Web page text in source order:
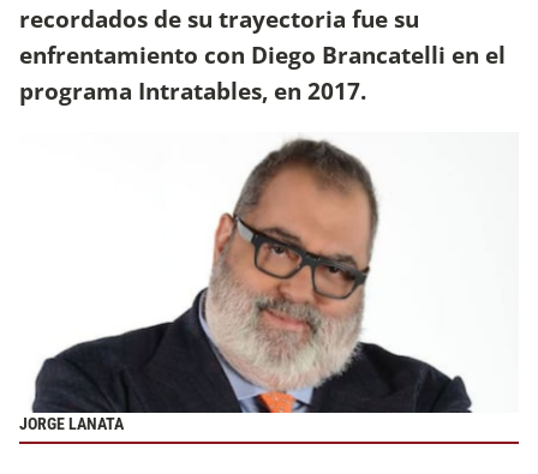
recordados de su trayectoria fue su
enfrentamiento con Diego Brancatelli en el
programa Intratables, en 2017.
JORGE LANATA